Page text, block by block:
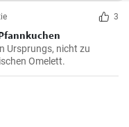
3
Ursprungs, nicht zu
Omelett.